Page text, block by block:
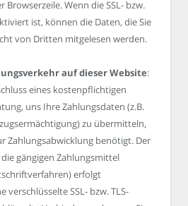
Browserzeile. Wenn die SSL- bzw.
ist, können die Daten, die Sie
von Dritten mitgelesen werden.
auf dieser Website:
eines kostenpflichtigen
uns Ihre Zahlungsdaten (z.B.
zu übermitteln,
Zahlungsabwicklung benötigt. Der
gängigen Zahlungsmittel
erfolgt
verschlüsselte SSL- bzw. TLS-